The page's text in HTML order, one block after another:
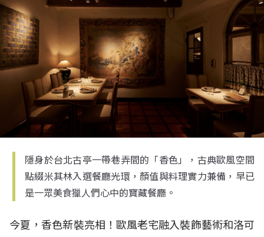
隱身於台北古亭一帶巷弄間的「香色」，古典歐風空間
點綴米其林入選餐廳光環，顏值與料理實力兼備，早已
是一眾美食獵人們心中的寶藏餐廳。
今夏，香色新裝亮相！歐風老宅融入裝飾藝術和洛可